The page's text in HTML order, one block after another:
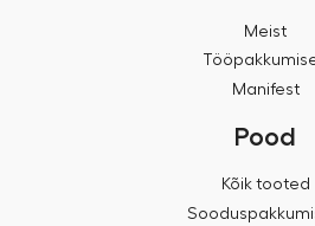
Meist
Manifest
Pood
Kõik tooted